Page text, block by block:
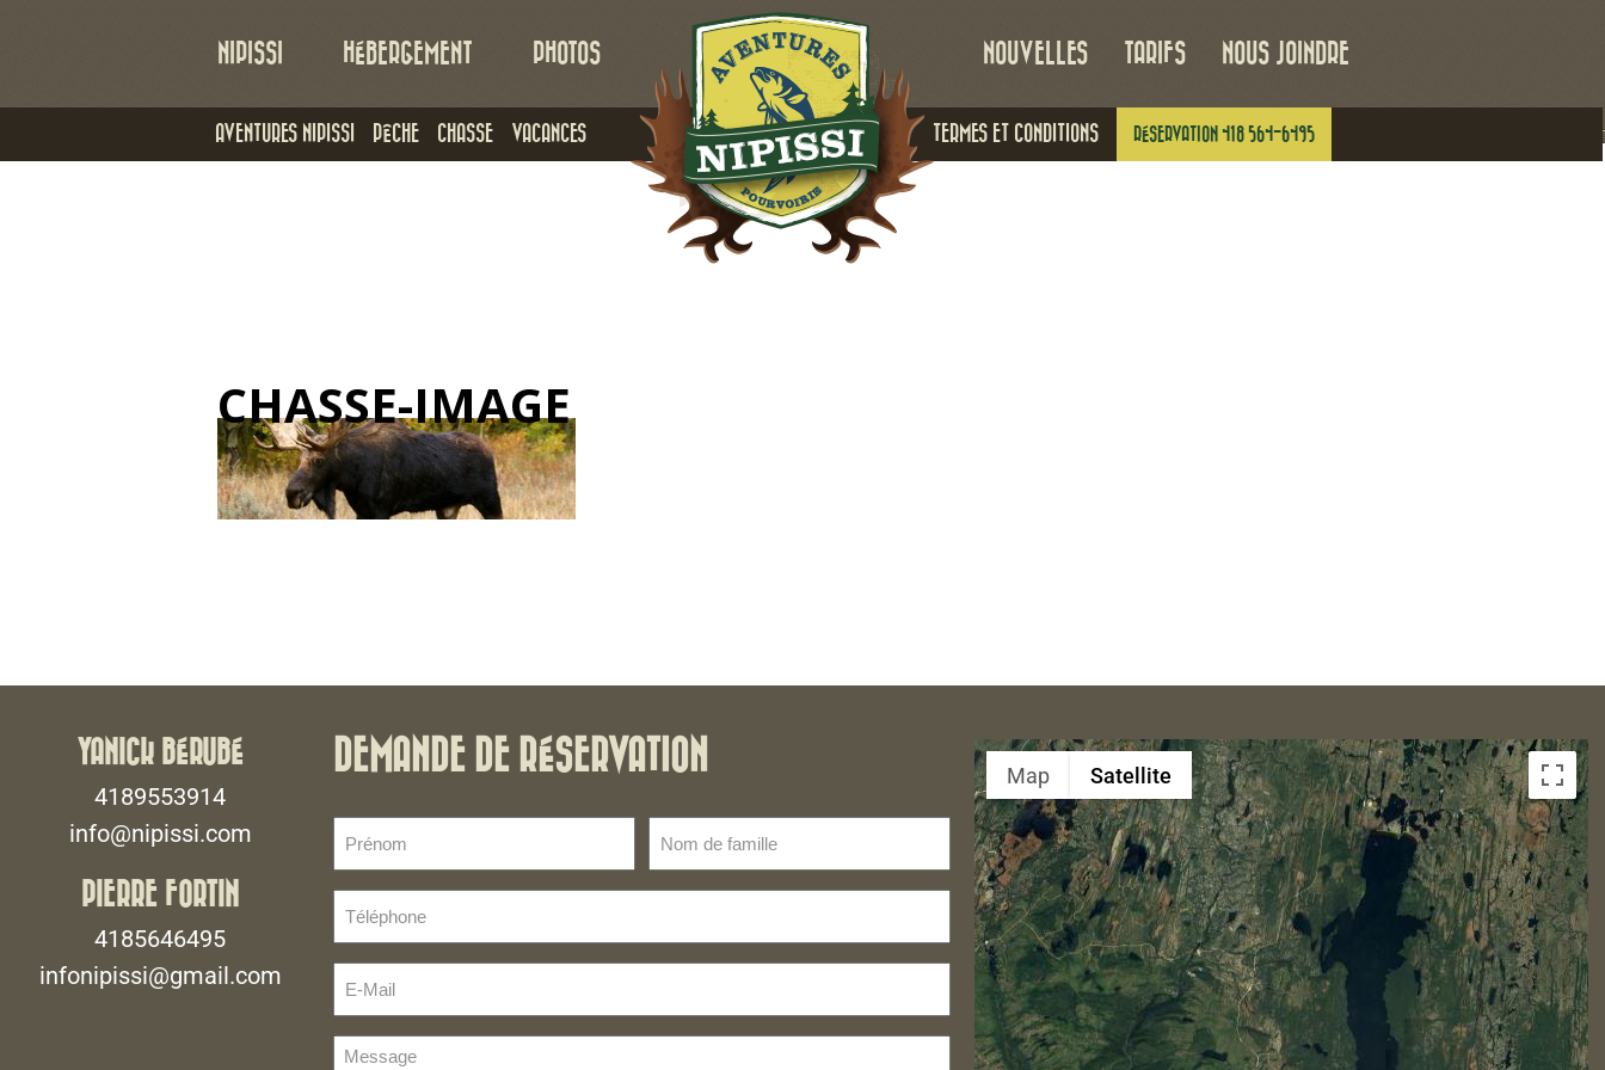
NIPISSI
AVENTURES NIPISSI PÊCHE CHASSE VACANCES TERMES ET CONDITIONS RÉSERVATION 418 564-6495
HÉBERGEMENT PHOTOS NOUVELLES TARIFS NOUS JOINDRE
CHASSE-IMAGE
YANICK BÉRUBÉ
4189553914
info@nipissi.com
PIERRE FORTIN
4185646495
infonipissi@gmail.com
DEMANDE DE RÉSERVATION
(Nécessaire)
de
(Nécessaire)
Mail
Message
Map Satellite